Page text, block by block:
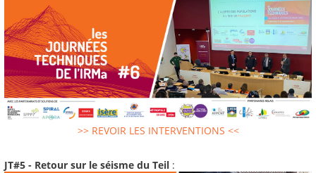
>> REVOIR LES INTERVENTIONS <<
JT#5 - Retour sur le séisme du Teil :